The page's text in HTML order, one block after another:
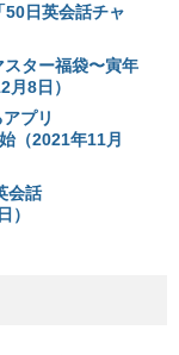
日英会話チャ
ター福袋〜寅年
8日）
プリ
（2021年11月
会話
）